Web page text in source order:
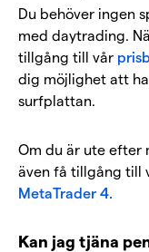
Du behöver ingen
med daytrading.
tillgång till vår
dig möjlighet att
surfplattan.
Om du är ute efter
även få tillgång till
MetaTrader 4.
Kan jag tjäna